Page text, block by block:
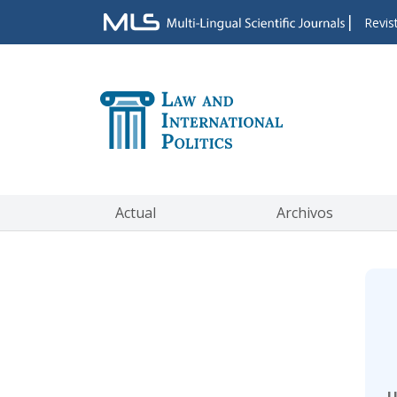
|
Actual Archivos